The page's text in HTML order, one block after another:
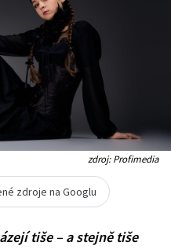
zdroj: Profimedia
zdroje na Googlu
tiše – a stejně tiše